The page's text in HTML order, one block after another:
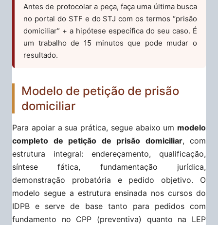
Antes de protocolar a peça, faça uma última busca
no portal do STF e do STJ com os termos “prisão
domiciliar” + a hipótese específica do seu caso. É
um trabalho de 15 minutos que pode mudar o
resultado.
Modelo de petição de prisão
domiciliar
Para apoiar a sua prática, segue abaixo um modelo
completo de petição de prisão domiciliar, com
estrutura integral: endereçamento, qualificação,
síntese fática, fundamentação jurídica,
demonstração probatória e pedido objetivo. O
modelo segue a estrutura ensinada nos cursos do
IDPB e serve de base tanto para pedidos com
fundamento no CPP (preventiva) quanto na LEP